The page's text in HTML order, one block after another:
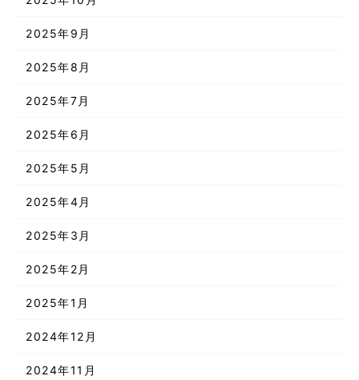
2025年9月
2025年8月
2025年7月
2025年6月
2025年5月
2025年4月
2025年3月
2025年2月
2025年1月
2024年12月
2024年11月